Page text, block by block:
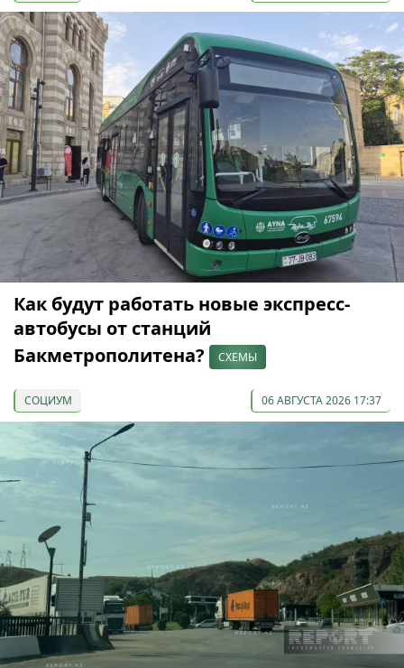
Как будут работать новые экспресс-
автобусы от станций
Бакметрополитена?
СХЕМЫ
СОЦИУМ 06 АВГУСТА 2026 17:37